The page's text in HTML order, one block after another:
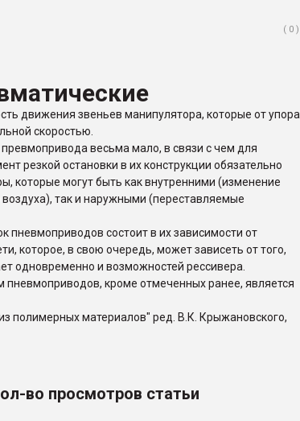
( 0 )
движения звеньев манипулятора, которые от упора
скоростью.
весьма мало, в связи с чем для
резкой остановки в их конструкции обязательно
которые могут быть как внутренними (изменение
так и наружными (переставляемые
пневмоприводов состоит в их зависимости от
которое, в свою очередь, может зависеть от того,
одновременно и возможностей рессивера.
кроме отмеченных ранее, является
полимерных материалов" ред. В.К. Крыжановского,
во просмотров статьи